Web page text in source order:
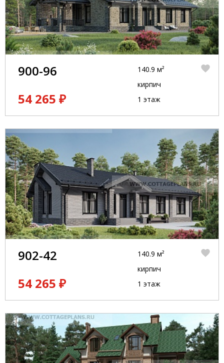
900-96
54 265 ₽
140.9 м²
кирпич
1 этаж
902-42
54 265 ₽
140.9 м²
кирпич
1 этаж